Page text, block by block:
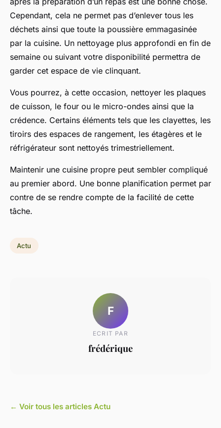
Cependant, cela ne permet pas d’enlever tous les
déchets ainsi que toute la poussière emmagasinée
par la cuisine. Un nettoyage plus approfondi en fin de
semaine ou suivant votre disponibilité permettra de
garder cet espace de vie clinquant.
Vous pourrez, à cette occasion, nettoyer les plaques
de cuisson, le four ou le micro-ondes ainsi que la
crédence. Certains éléments tels que les clayettes, les
tiroirs des espaces de rangement, les étagères et le
réfrigérateur sont nettoyés trimestriellement.
Maintenir une cuisine propre peut sembler compliqué
au premier abord. Une bonne planification permet par
contre de se rendre compte de la facilité de cette
tâche.
Actu
F
ECRIT PAR
frédérique
← Voir tous les articles Actu